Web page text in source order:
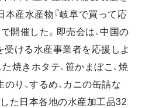
本産水産物『岐阜で買って応
で開催した。即売会は、中国の
ける水産事業者を応援しよ
焼きホタテ、笹かまぼこ、焼
のり、するめ、カニの缶詰な
た日本各地の水産加工品32